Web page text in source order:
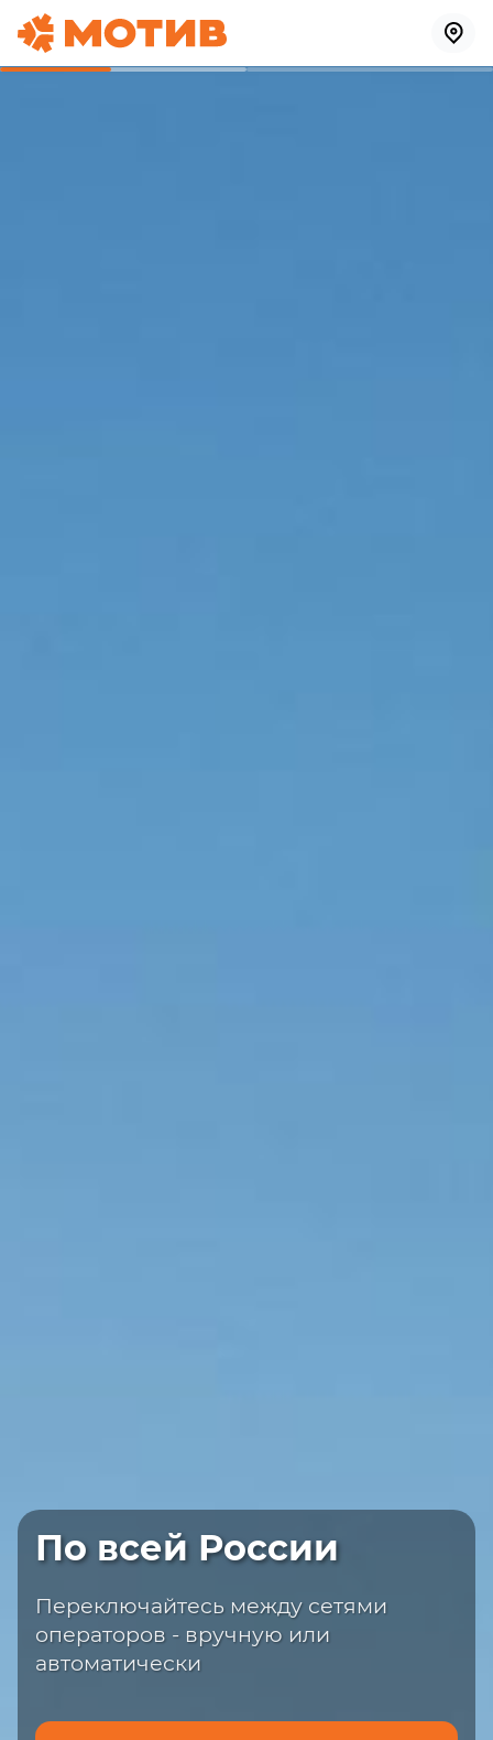
По всей России
Переключайтесь между сетями
операторов - вручную или
автоматически
Быстрая доставка
сайте или на маркетплейсах